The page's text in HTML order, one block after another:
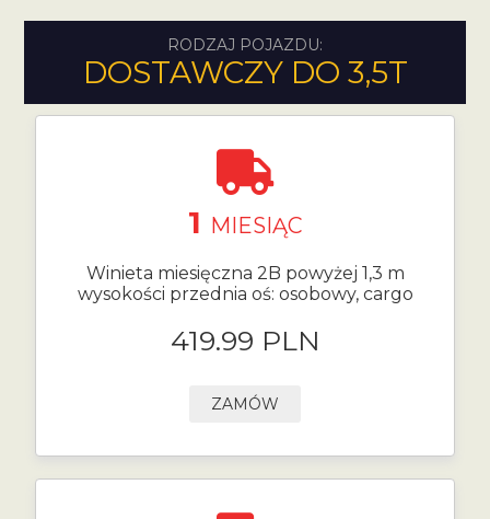
RODZAJ POJAZDU:
DOSTAWCZY DO 3,5T
1 MIESIĄC
Winieta miesięczna 2B powyżej 1,3 m
wysokości przednia oś: osobowy, cargo
419.99 PLN
ZAMÓW